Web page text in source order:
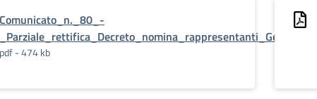
Comunicato_n._80_-
_Parziale_rettifica_Decreto_nomina_rappresentanti_Genitor~
pdf - 474 kb